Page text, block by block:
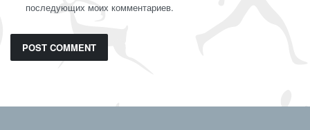
последующих моих комментариев.